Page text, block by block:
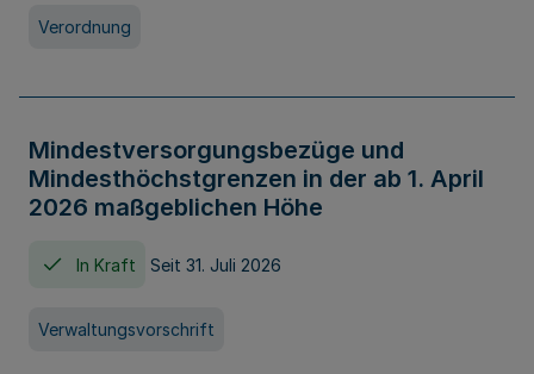
Verordnung
Mindestversorgungsbezüge und
Mindesthöchstgrenzen in der ab 1. April
2026 maßgeblichen Höhe
In Kraft Seit 31. Juli 2026
Verwaltungsvorschrift